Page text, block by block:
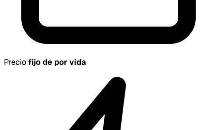
Preciofijo de por vida